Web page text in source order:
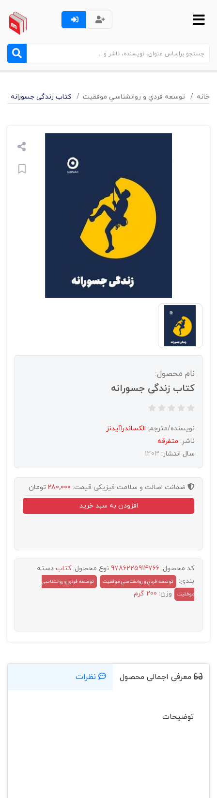
خانه توسعه فردي و روانشناسي موفقيت کتاب زندگی جسورانه
نام محصول:
کتاب زندگی جسورانه
نویسنده/مترجم: الکساندراآیدنز
ناشر: متفرقه
سال انتشار: 1403
ضمانت اصالت و سلامت فیزیکی قیمت: 280,000 تومان
افزودن به سبد خرید
کد محصول: 9786225914766 نوع محصول:کتاب دسته
بندی:
توسعه فردي و روانشناسي موفقيت
توسعه فردی و روانشناسی
موفقیت
وزن: 200 گرم
معرفی اجمالی محصول نظرات
توضیحات